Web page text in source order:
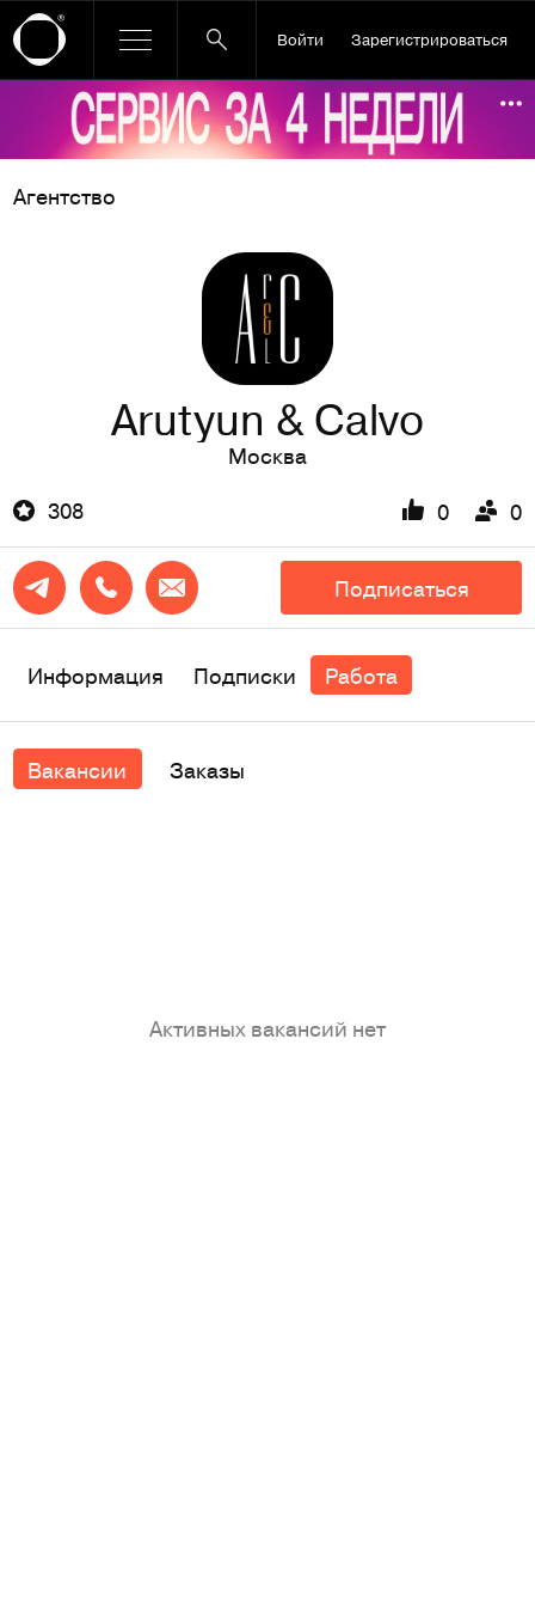
Войти Зарегистрироваться
Ссылка баннера
Агентство
Arutyun & Calvo
Москва
308
0 0
Подписаться
Информация Подписки Работа
Вакансии Заказы
Активных вакансий нет